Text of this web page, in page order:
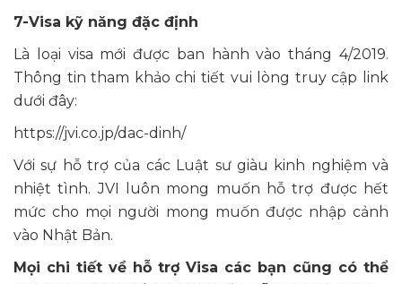
7-Visa kỹ năng đặc định
Là loại visa mới được ban hành vào tháng 4/2019.
Thông tin tham khảo chi tiết vui lòng truy cập link
dưới đây:
https://jvi.co.jp/dac-dinh/
Với sự hỗ trợ của các Luật sư giàu kinh nghiệm và
nhiệt tình. JVI luôn mong muốn hỗ trợ được hết
mức cho mọi người mong muốn được nhập cảnh
vào Nhật Bản.
Mọi chi tiết về hỗ trợ Visa các bạn cũng có thể